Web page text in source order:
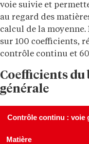
voie suivie et
au regard des
calcul de la moyenne.
sur 100 coefficients,
contrôle continu et
Coefficients du
générale
Contrôle continu : voie
Matière